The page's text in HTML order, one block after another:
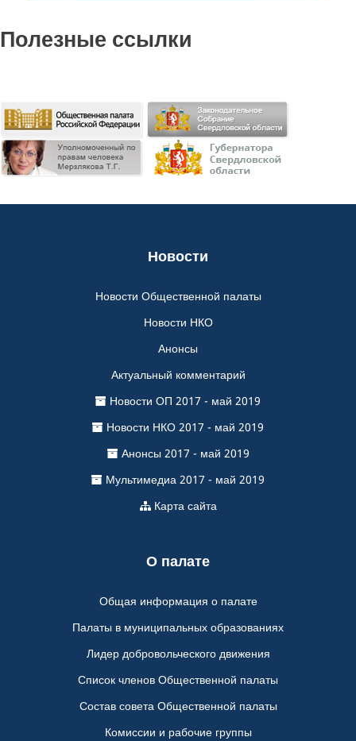
Полезные ссылки
Новости
Новости Общественной палаты
Новости НКО
Анонсы
Актуальный комментарий
Новости ОП 2017 - май 2019
Новости НКО 2017 - май 2019
Анонсы 2017 - май 2019
Мультимедиа 2017 - май 2019
Карта сайта
О палате
Общая информация о палате
Палаты в муниципальных образованиях
Лидер добровольческого движения
Список членов Общественной палаты
Состав совета Общественной палаты
Комиссии и рабочие группы